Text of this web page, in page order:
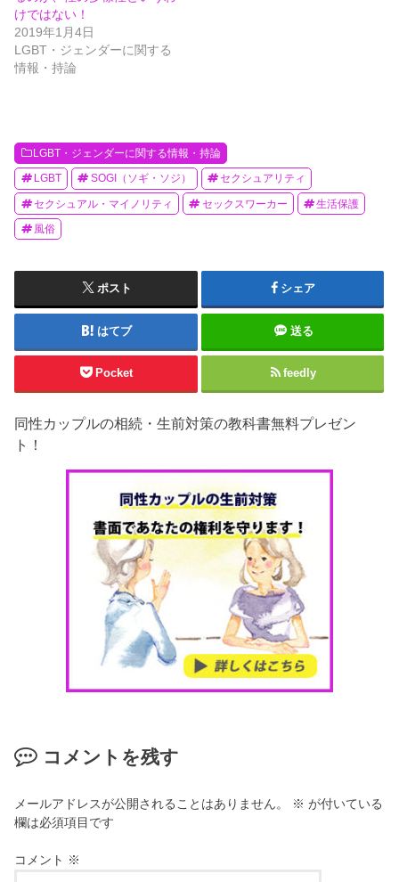
けではない！
2019年1月4日
LGBT・ジェンダーに関する
情報・持論
LGBT・ジェンダーに関する情報・持論
LGBT SOGI（ソギ・ソジ） セクシュアリティ
セクシュアル・マイノリティ セックスワーカー 生活保護
風俗
ポスト シェア
はてブ 送る
Pocket feedly
同性カップルの相続・生前対策の教科書無料プレゼン
ト！
コメントを残す
メールアドレスが公開されることはありません。 ※ が付いている
欄は必須項目です
コメント ※